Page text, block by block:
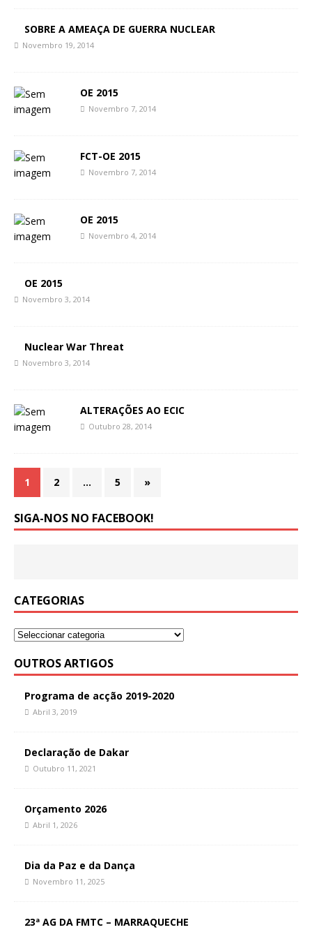
SOBRE A AMEAÇA DE GUERRA NUCLEAR
Novembro 19, 2014
OE 2015
Novembro 7, 2014
FCT-OE 2015
Novembro 7, 2014
OE 2015
Novembro 4, 2014
OE 2015
Novembro 3, 2014
Nuclear War Threat
Novembro 3, 2014
ALTERAÇÕES AO ECIC
Outubro 28, 2014
1 2 … 5 »
SIGA-NOS NO FACEBOOK!
CATEGORIAS
OUTROS ARTIGOS
Programa de acção 2019-2020
Abril 3, 2019
Declaração de Dakar
Outubro 11, 2021
Orçamento 2026
Abril 1, 2026
Dia da Paz e da Dança
Novembro 11, 2025
23ª AG DA FMTC – MARRAQUECHE